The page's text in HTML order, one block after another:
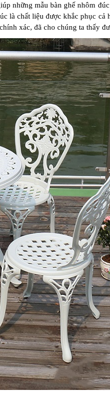
những mẫu bàn ghế nhôm
là chất liệu được khắc phục
xác, đã cho chúng ta thấy